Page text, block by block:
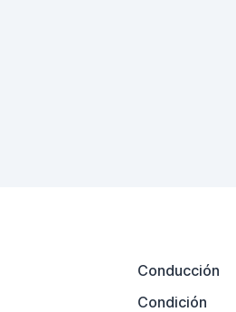
Conducción
Condición